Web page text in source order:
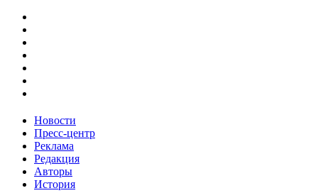
Новости
Пресс-центр
Реклама
Редакция
Авторы
История